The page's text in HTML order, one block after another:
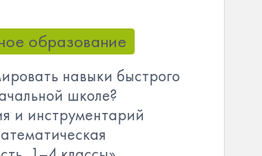
образование
навыки быстрого
школе?
и инструментарий